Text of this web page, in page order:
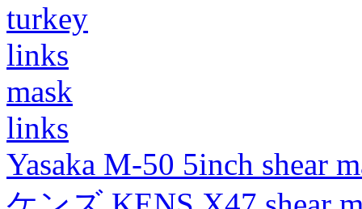
turkey
links
mask
links
Yasaka M-50 5inch shear